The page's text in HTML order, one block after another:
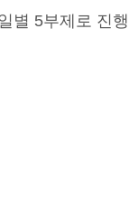
별 5부제로 진